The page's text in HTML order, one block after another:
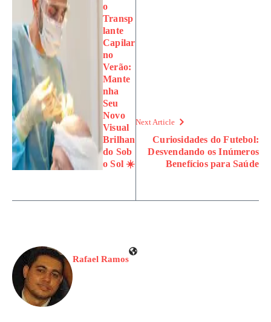
o
Transp
lante
Capilar
no
Verão:
Mante
nha
Seu
Novo
Visual
Brilhan
do Sob
o Sol ☀️
Next Article
Curiosidades do Futebol:
Desvendando os Inúmeros
Benefícios para Saúde
Rafael Ramos